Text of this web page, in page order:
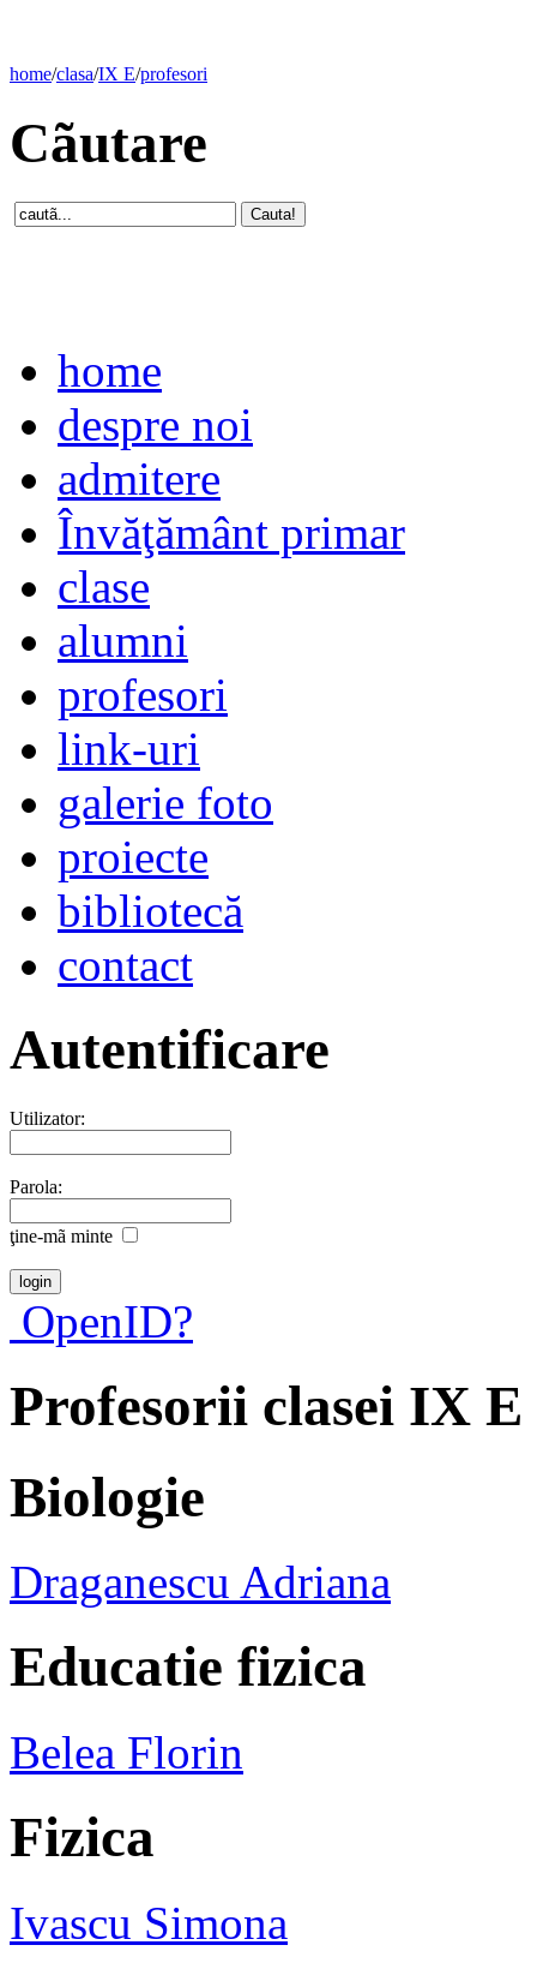
home/clasa/IX E/profesori
Cãutare
home
despre noi
admitere
Învăţământ primar
clase
alumni
profesori
link-uri
galerie foto
proiecte
bibliotecă
contact
Autentificare
Utilizator:
Parola:
ţine-mã minte
OpenID?
Profesorii clasei IX E
Biologie
Draganescu Adriana
Educatie fizica
Belea Florin
Fizica
Ivascu Simona